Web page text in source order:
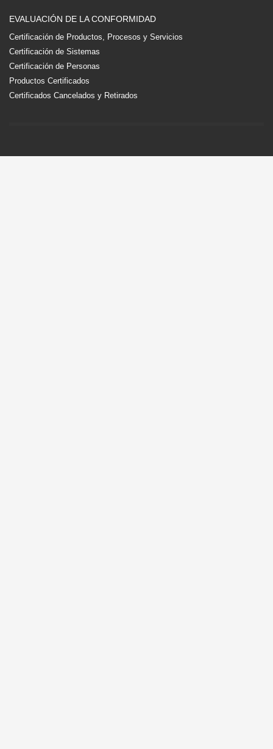
EVALUACIÓN DE LA CONFORMIDAD
Certificación de Productos, Procesos y Servicios
Certificación de Sistemas
Certificación de Personas
Productos Certificados
Certificados Cancelados y Retirados